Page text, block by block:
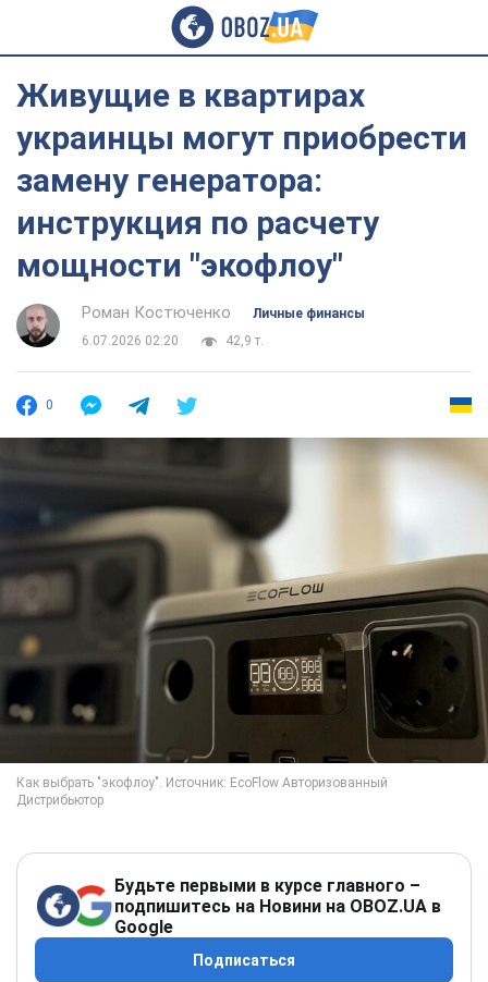
Живущие в квартирах
украинцы могут приобрести
замену генератора:
инструкция по расчету
мощности "экофлоу"
Роман Костюченко
Личные финансы
6.07.2026 02:20
42,9 т.
0
Будьте первыми в курсе главного –
подпишитесь на Новини на OBOZ.UA в
Google
Подписаться